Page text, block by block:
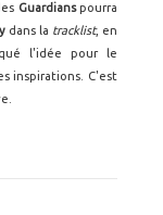
Guardianspourra
dans la tracklist, en
l'idée pour le
inspirations. C'est